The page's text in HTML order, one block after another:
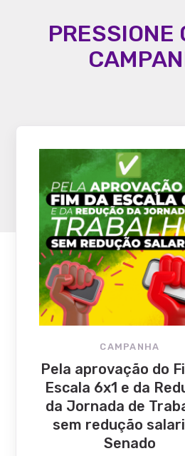
PRESSIONE
CAMPANHA
Pela aprovação do
Escala 6x1 e da
da Jornada de
sem redução
Senado